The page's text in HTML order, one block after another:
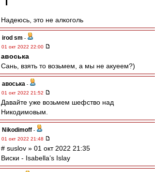
Надеюсь, это не алкоголь
irod sm -
01 окт 2022 22:00
авоська
Сань, взять то возьмем, а мы не акуеем?)
авоська -
01 окт 2022 21:52
Давайте уже возьмем шефство над
Никодимовым.
Nikodimoff -
01 окт 2022 21:48
# suslov » 01 окт 2022 21:35
Виски - Isabella’s Islay